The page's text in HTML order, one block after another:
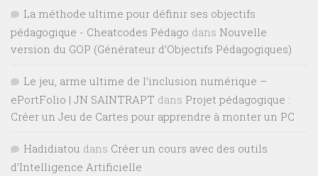
La méthode ultime pour définir ses objectifs
pédagogique - Cheatcodes Pédago dans Nouvelle
version du GOP (Générateur d’Objectifs Pédagogiques)
Le jeu, arme ultime de l’inclusion numérique –
ePortFolio | JN SAINTRAPT dans Projet pédagogique :
Créer un Jeu de Cartes pour apprendre à monter un PC
Hadidiatou dans Créer un cours avec des outils
d’Intelligence Artificielle